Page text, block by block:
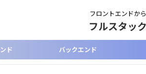
フロントエンドか
フルスタッ
ド バックエンド